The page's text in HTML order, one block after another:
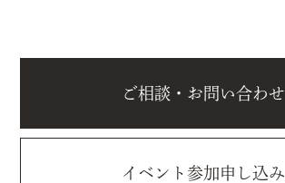
ご相談・お問い合わせ
イベント参加申し込み